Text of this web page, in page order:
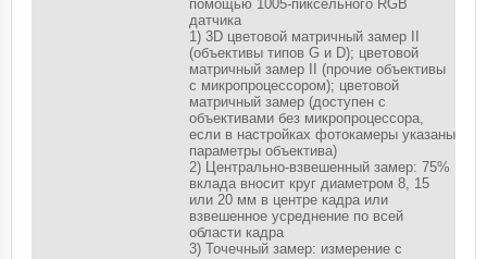
помощью 1005-пиксельного RGB
датчика
1) 3D цветовой матричный замер II
(объективы типов G и D); цветовой
матричный замер II (прочие объективы
с микропроцессором); цветовой
матричный замер (доступен с
объективами без микропроцессора,
если в настройках фотокамеры указаны
параметры объектива)
2) Центрально-взвешенный замер: 75%
вклада вносит круг диаметром 8, 15
или 20 мм в центре кадра или
взвешенное усреднение по всей
области кадра
3) Точечный замер: измерение с